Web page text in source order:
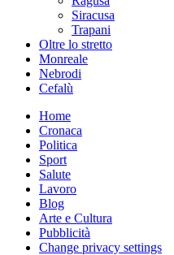
Siracusa
Trapani
Oltre lo stretto
Monreale
Nebrodi
Cefalù
Home
Cronaca
Politica
Sport
Salute
Lavoro
Blog
Arte e Cultura
Pubblicità
Change privacy settings